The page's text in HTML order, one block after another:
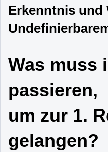
Erkenntnis und
Was muss
passieren,
um zur 1.
gelangen?